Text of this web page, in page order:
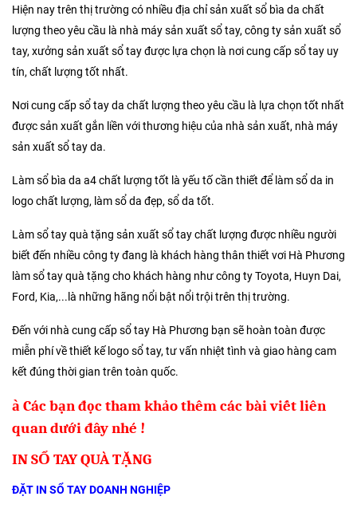
Hiện nay trên thị trường có nhiều địa chỉ sản xuất sổ bìa da chất
lượng theo yêu cầu là nhà máy sản xuất sổ tay, công ty sản xuất sổ
tay, xưởng sản xuất sổ tay được lựa chọn là nơi cung cấp sổ tay uy
tín, chất lượng tốt nhất.
Nơi cung cấp sổ tay da chất lượng theo yêu cầu là lựa chọn tốt nhất
được sản xuất gắn liền với thương hiệu của nhà sản xuất, nhà máy
sản xuất sổ tay da.
Làm sổ bìa da a4 chất lượng tốt là yếu tố cần thiết để làm sổ da in
logo chất lượng, làm sổ da đẹp, sổ da tốt.
Làm sổ tay quà tặng sản xuất sổ tay chất lượng được nhiều người
biết đến nhiều công ty đang là khách hàng thân thiết vơi Hà Phương
làm sổ tay quà tặng cho khách hàng như công ty Toyota, Huyn Dai,
Ford, Kia,...là những hãng nổi bật nổi trội trên thị trường.
Đến với nhà cung cấp sổ tay Hà Phương bạn sẽ hoàn toàn được
miễn phí về thiết kế logo sổ tay, tư vấn nhiệt tình và giao hàng cam
kết đúng thời gian trên toàn quốc.
àCác bạn đọc tham khảo thêm các bài viết liên
quan dưới đây nhé !
IN SỔ TAY QUÀ TẶNG
ĐẶT IN SỔ TAY DOANH NGHIỆP